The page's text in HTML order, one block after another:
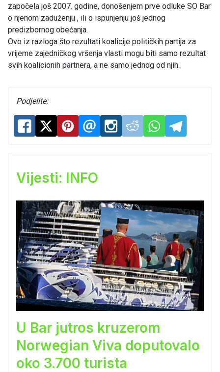
započela još 2007. godine, donošenjem prve odluke SO Bar
o njenom zaduženju , ili o ispunjenju još jednog
predizbornog obećanja.
Ovo iz razloga što rezultati koalicije političkih partija za
vrijeme zajedničkog vršenja vlasti mogu biti samo rezultat
svih koalicionih partnera, a ne samo jednog od njih.
Podjelite:
Vijesti: INFO
U Bar jutros kruzerom
Norwegian Viva doputovalo
oko 3.700 turista